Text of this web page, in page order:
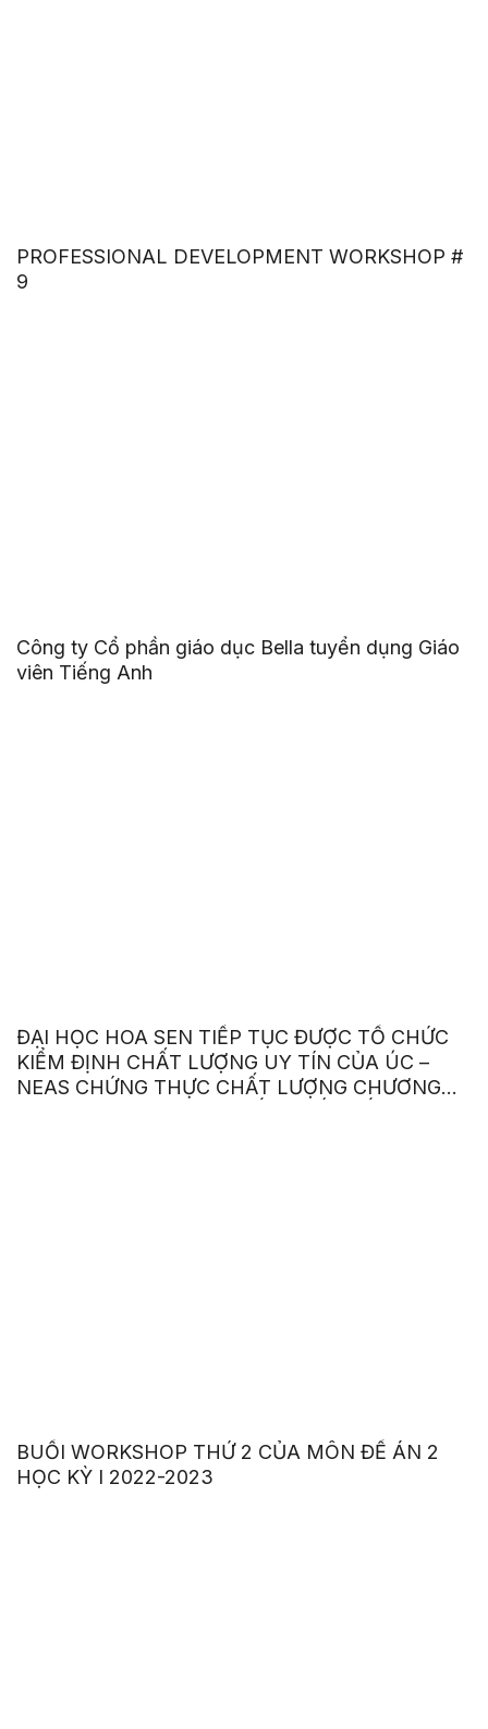
PROFESSIONAL DEVELOPMENT WORKSHOP #
9
Công ty Cổ phần giáo dục Bella tuyển dụng Giáo
viên Tiếng Anh
ĐẠI HỌC HOA SEN TIẾP TỤC ĐƯỢC TỔ CHỨC
KIỂM ĐỊNH CHẤT LƯỢNG UY TÍN CỦA ÚC –
NEAS CHỨNG THỰC CHẤT LƯỢNG CHƯƠNG
BUỔI WORKSHOP THỨ 2 CỦA MÔN ĐỀ ÁN 2
HỌC KỲ I 2022-2023